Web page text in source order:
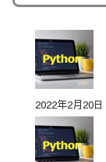
2022年2月20日